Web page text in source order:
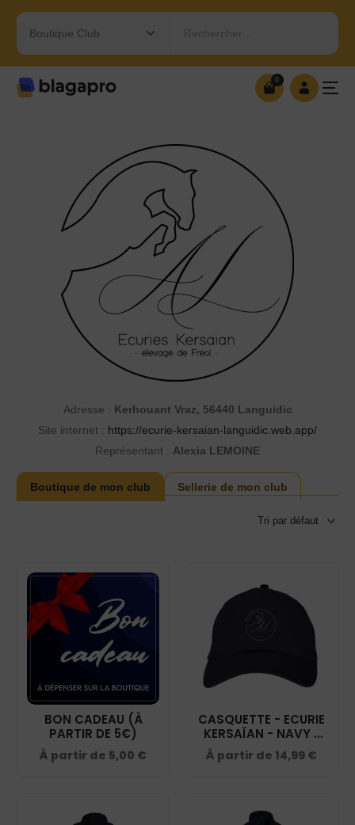
Rechercher…
0
Adresse : Kerhouant Vraz, 56440 Languidic
Site internet : https://ecurie-kersaian-languidic.web.app/
Représentant : Alexia LEMOINE
Boutique de mon club Sellerie de mon club
BON CADEAU (À
PARTIR DE 5€)
À partir de 5,00 €
CASQUETTE - ECURIE
KERSAÏAN - NAVY -
BF015
À partir de 14,99 €